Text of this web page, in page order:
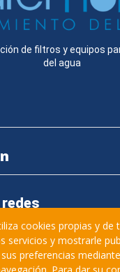
de filtros y equipos
del agua
cookies propias y de
servicios y mostrarle
preferencias